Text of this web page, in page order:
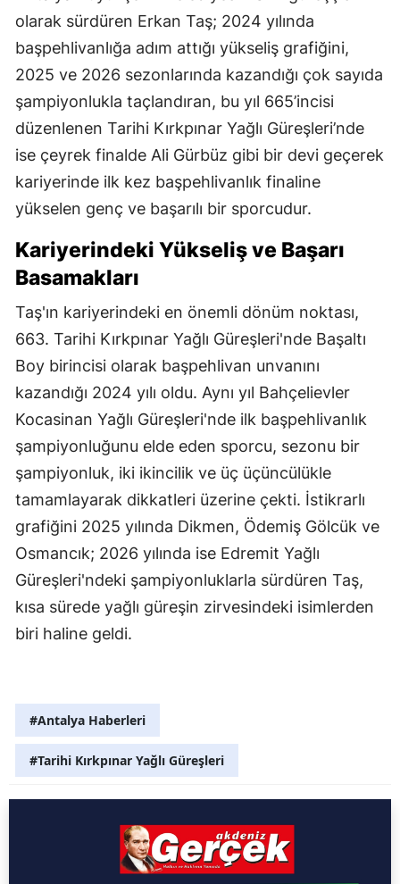
olarak sürdüren Erkan Taş; 2024 yılında
başpehlivanlığa adım attığı yükseliş grafiğini,
2025 ve 2026 sezonlarında kazandığı çok sayıda
şampiyonlukla taçlandıran, bu yıl 665’incisi
düzenlenen Tarihi Kırkpınar Yağlı Güreşleri’nde
ise çeyrek finalde Ali Gürbüz gibi bir devi geçerek
kariyerinde ilk kez başpehlivanlık finaline
yükselen genç ve başarılı bir sporcudur.
Kariyerindeki Yükseliş ve Başarı
Basamakları
Taş'ın kariyerindeki en önemli dönüm noktası,
663. Tarihi Kırkpınar Yağlı Güreşleri'nde Başaltı
Boy birincisi olarak başpehlivan unvanını
kazandığı 2024 yılı oldu. Aynı yıl Bahçelievler
Kocasinan Yağlı Güreşleri'nde ilk başpehlivanlık
şampiyonluğunu elde eden sporcu, sezonu bir
şampiyonluk, iki ikincilik ve üç üçüncülükle
tamamlayarak dikkatleri üzerine çekti. İstikrarlı
grafiğini 2025 yılında Dikmen, Ödemiş Gölcük ve
Osmancık; 2026 yılında ise Edremit Yağlı
Güreşleri'ndeki şampiyonluklarla sürdüren Taş,
kısa sürede yağlı güreşin zirvesindeki isimlerden
biri haline geldi.
#Antalya Haberleri
#Tarihi Kırkpınar Yağlı Güreşleri